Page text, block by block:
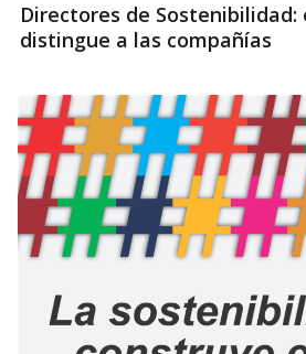
Directores de Sostenibilidad:
distingue a las compañías